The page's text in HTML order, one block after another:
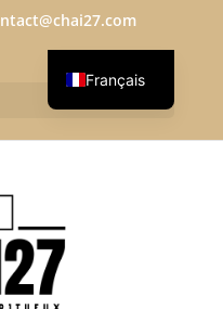
Français
English